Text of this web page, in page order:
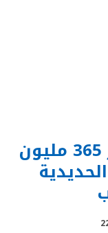
الاتحاد الأوروبي يستثمر 365 مليون